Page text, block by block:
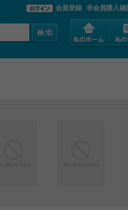
会員登録 非会員購入確